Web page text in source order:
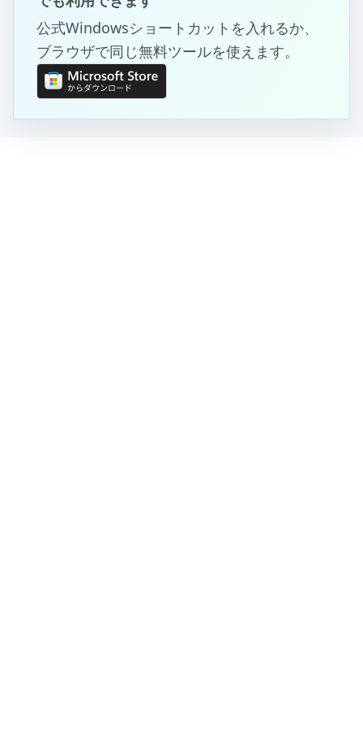
公式Windowsショートカットを入れるか、
ブラウザで同じ無料ツールを使えます。